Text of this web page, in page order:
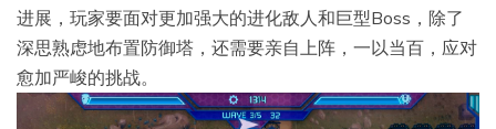
进展，玩家要面对更加强大的进化敌人和巨型Boss，除了
深思熟虑地布置防御塔，还需要亲自上阵，一以当百，应对
愈加严峻的挑战。